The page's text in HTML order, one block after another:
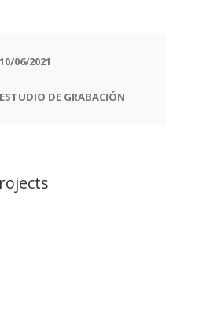
10/06/2021
ESTUDIO DE GRABACIÓN